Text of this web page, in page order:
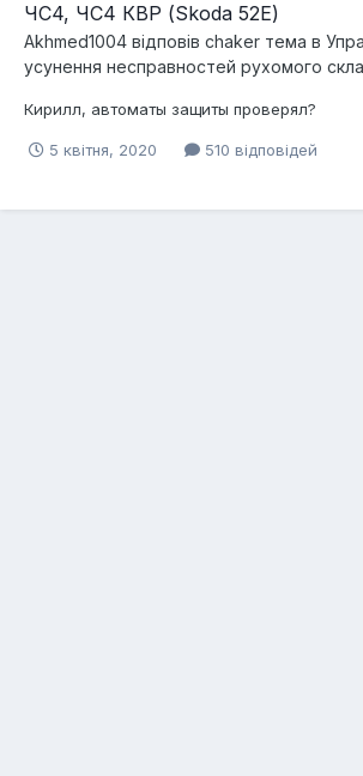
ЧС4, ЧС4 КВР (Skoda 52E)
Akhmed1004 відповів chaker тема в
усунення несправностей рухомого
Кирилл, автоматы защиты проверял?
5 квітня, 2020 510 відповідей